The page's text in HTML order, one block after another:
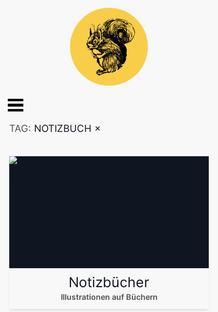
TAG: NOTIZBUCH ×
Notizbücher
Illustrationen auf Büchern